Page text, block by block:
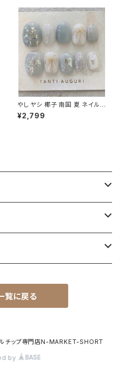
やし ヤシ 椰子 南国 夏 ネイルチ
ップ くすみブルー アイス 乳白色
サマー 旅行 大人 20代 30代 4
¥2,799
覧に戻る
ルチップ専門店N-MARKET-SHORT
by